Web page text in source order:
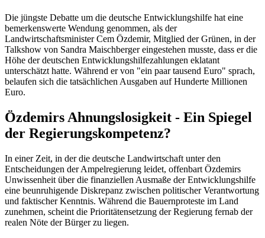
Die jüngste Debatte um die deutsche Entwicklungshilfe hat eine
bemerkenswerte Wendung genommen, als der
Landwirtschaftsminister Cem Özdemir, Mitglied der Grünen, in der
Talkshow von Sandra Maischberger eingestehen musste, dass er die
Höhe der deutschen Entwicklungshilfezahlungen eklatant
unterschätzt hatte. Während er von "ein paar tausend Euro" sprach,
belaufen sich die tatsächlichen Ausgaben auf Hunderte Millionen
Euro.
Özdemirs Ahnungslosigkeit - Ein Spiegel
der Regierungskompetenz?
In einer Zeit, in der die deutsche Landwirtschaft unter den
Entscheidungen der Ampelregierung leidet, offenbart Özdemirs
Unwissenheit über die finanziellen Ausmaße der Entwicklungshilfe
eine beunruhigende Diskrepanz zwischen politischer Verantwortung
und faktischer Kenntnis. Während die Bauernproteste im Land
zunehmen, scheint die Prioritätensetzung der Regierung fernab der
realen Nöte der Bürger zu liegen.